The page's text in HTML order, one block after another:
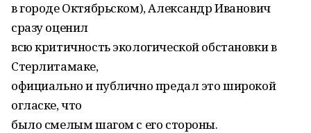
в городе Октябрьском), Александр Иванович
сразу оценил
всю критичность экологической обстановки в
Стерлитамаке,
официально и публично предал это широкой
огласке, что
было смелым шагом с его стороны.